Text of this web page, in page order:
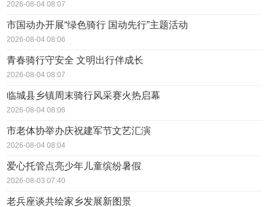
2026-08-04 08:07
市国动办开展“绿色骑行 国动先行”主题活动
2026-08-04 08:06
青春骑行守安全 文明出行伴成长
2026-08-04 08:07
临城县乡镇周末骑行风采赛火热启幕
2026-08-04 08:06
市老体协举办庆祝建军节文艺汇演
2026-08-04 08:04
爱心托管点亮少年儿童缤纷暑假
2026-08-03 07:40
老兵座谈共绘家乡发展新图景